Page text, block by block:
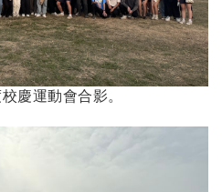
慶運動會合影。